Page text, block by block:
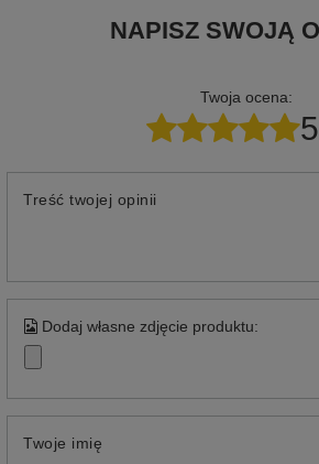
NAPISZ SWOJĄ
Twoja ocena:
Treść twojej opinii
Dodaj własne zdjęcie produktu:
Twoje imię